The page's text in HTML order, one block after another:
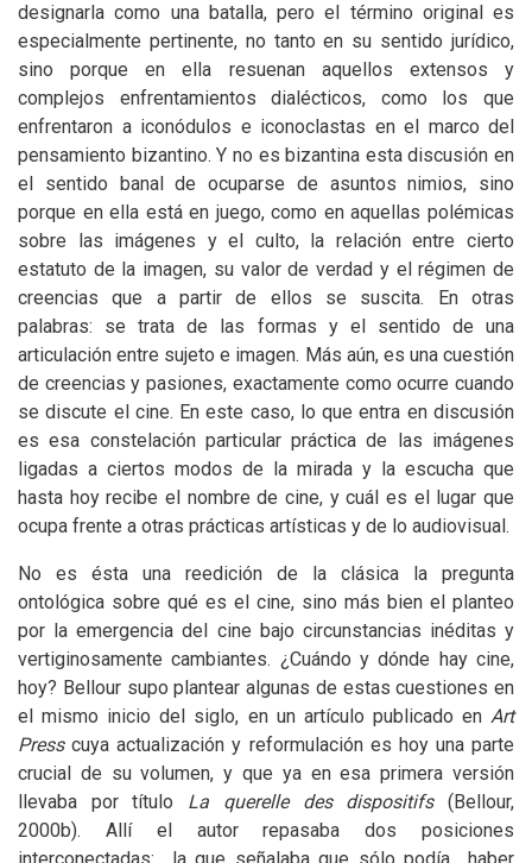
designarla como una batalla, pero el término original es
especialmente pertinente, no tanto en su sentido jurídico,
sino porque en ella resuenan aquellos extensos y
complejos enfrentamientos dialécticos, como los que
enfrentaron a iconódulos e iconoclastas en el marco del
pensamiento bizantino. Y no es bizantina esta discusión en
el sentido banal de ocuparse de asuntos nimios, sino
porque en ella está en juego, como en aquellas polémicas
sobre las imágenes y el culto, la relación entre cierto
estatuto de la imagen, su valor de verdad y el régimen de
creencias que a partir de ellos se suscita. En otras
palabras: se trata de las formas y el sentido de una
articulación entre sujeto e imagen. Más aún, es una cuestión
de creencias y pasiones, exactamente como ocurre cuando
se discute el cine. En este caso, lo que entra en discusión
es esa constelación particular práctica de las imágenes
ligadas a ciertos modos de la mirada y la escucha que
hasta hoy recibe el nombre de cine, y cuál es el lugar que
ocupa frente a otras prácticas artísticas y de lo audiovisual.
No es ésta una reedición de la clásica la pregunta
ontológica sobre qué es el cine, sino más bien el planteo
por la emergencia del cine bajo circunstancias inéditas y
vertiginosamente cambiantes. ¿Cuándo y dónde hay cine,
hoy? Bellour supo plantear algunas de estas cuestiones en
el mismo inicio del siglo, en un artículo publicado en Art
Presscuya actualización y reformulación es hoy una parte
crucial de su volumen, y que ya en esa primera versión
llevaba por título La querelle des dispositifs(Bellour,
2000b). Allí el autor repasaba dos posiciones